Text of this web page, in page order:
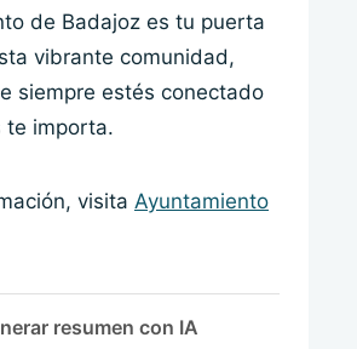
de Badajoz es tu puerta
vibrante comunidad,
siempre estés conectado
te importa.
visita Ayuntamiento
resumen con IA